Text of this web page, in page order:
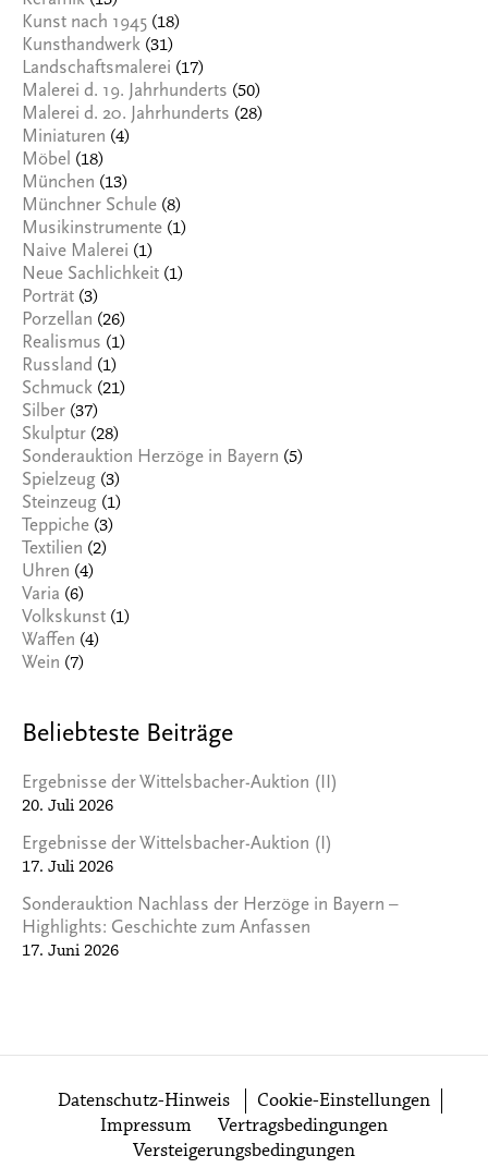
Kunst nach 1945 (18)
Kunsthandwerk (31)
Landschaftsmalerei (17)
Malerei d. 19. Jahrhunderts (50)
Malerei d. 20. Jahrhunderts (28)
Miniaturen (4)
Möbel (18)
München (13)
Münchner Schule (8)
Musikinstrumente (1)
Naive Malerei (1)
Neue Sachlichkeit (1)
Porträt (3)
Porzellan (26)
Realismus (1)
Russland (1)
Schmuck (21)
Silber (37)
Skulptur (28)
Sonderauktion Herzöge in Bayern (5)
Spielzeug (3)
Steinzeug (1)
Teppiche (3)
Textilien (2)
Uhren (4)
Varia (6)
Volkskunst (1)
Waffen (4)
Wein (7)
Beliebteste Beiträge
Ergebnisse der Wittelsbacher-Auktion (II)
20. Juli 2026
Ergebnisse der Wittelsbacher-Auktion (I)
17. Juli 2026
Sonderauktion Nachlass der Herzöge in Bayern –
Highlights: Geschichte zum Anfassen
17. Juni 2026
Datenschutz-Hinweis
Cookie-Einstellungen
Impressum
Vertragsbedingungen
Versteigerungsbedingungen